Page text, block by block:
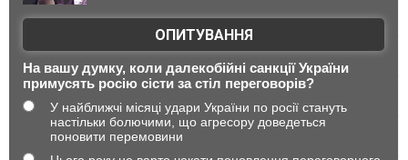
ОПИТУВАННЯ
На вашу думку, коли далекобійні санкції України
примусять росію сісти за стіл переговорів?
У найближчі місяці удари України по росії стануть
настільки болючими, що агресору доведеться
поновити перемовини